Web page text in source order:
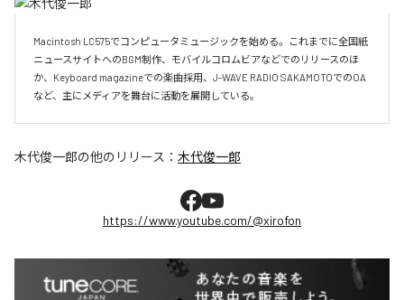
Macintosh LC575でコンピュータミュージックを始める。これまでに全国紙
ニュースサイトへのBGM制作、モバイルコロムビアなどでのリリースのほ
か、Keyboard magazineでの楽曲採用、J-WAVE RADIO SAKAMOTOでのOA
など、主にメディアを舞台に活動を展開している。
木代俊一郎の他のリリース： 木代俊一郎
https://www.youtube.com/@xirofon